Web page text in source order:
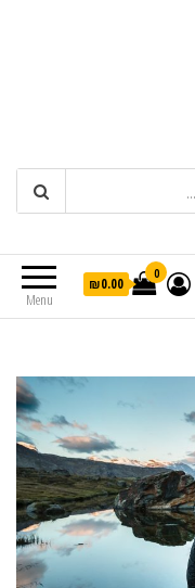
Menu
0
₪0.00